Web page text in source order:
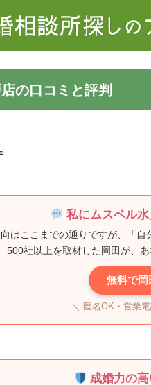
の口コミと評判
私にムスベル
はここまでの通りですが、「自
500社以上を取材した岡田が、
無料で
＼ 匿名OK・営業
成婚力の